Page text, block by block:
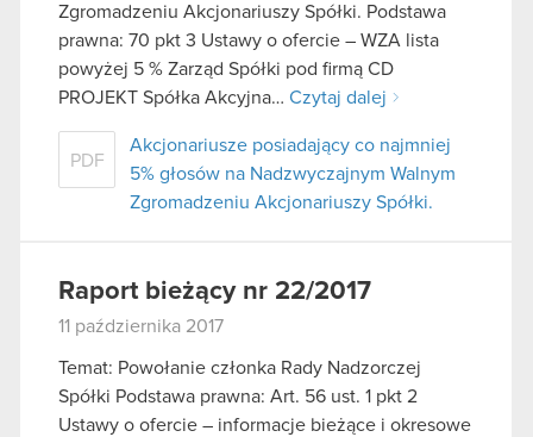
Zgromadzeniu Akcjonariuszy Spółki. Podstawa
prawna: 70 pkt 3 Ustawy o ofercie – WZA lista
powyżej 5 % Zarząd Spółki pod firmą CD
PROJEKT Spółka Akcyjna… Czytaj dalej
PDF
Akcjonariusze posiadający co najmniej
5% głosów na Nadzwyczajnym Walnym
Zgromadzeniu Akcjonariuszy Spółki.
Raport bieżący nr 22/2017
11 października 2017
Temat: Powołanie członka Rady Nadzorczej
Spółki Podstawa prawna: Art. 56 ust. 1 pkt 2
Ustawy o ofercie – informacje bieżące i okresowe